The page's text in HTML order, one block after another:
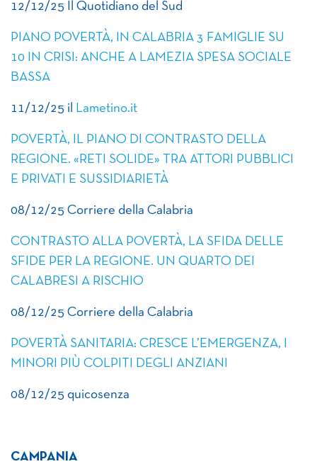
12/12/25 Il Quotidiano del Sud
PIANO POVERTÀ, IN CALABRIA 3 FAMIGLIE SU
10 IN CRISI: ANCHE A LAMEZIA SPESA SOCIALE
BASSA
11/12/25 il Lametino.it
POVERTÀ, IL PIANO DI CONTRASTO DELLA
REGIONE. «RETI SOLIDE» TRA ATTORI PUBBLICI
E PRIVATI E SUSSIDIARIETÀ
08/12/25 Corriere della Calabria
CONTRASTO ALLA POVERTÀ, LA SFIDA DELLE
SFIDE PER LA REGIONE. UN QUARTO DEI
CALABRESI A RISCHIO
08/12/25 Corriere della Calabria
POVERTÀ SANITARIA: CRESCE L’EMERGENZA, I
MINORI PIÙ COLPITI DEGLI ANZIANI
08/12/25 quicosenza
CAMPANIA